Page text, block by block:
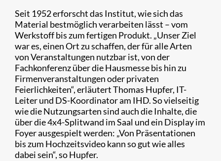
Seit 1952 erforscht das Institut, wie sich das
Material bestmöglich verarbeiten lässt – vom
Werkstoff bis zum fertigen Produkt. „Unser Ziel
war es, einen Ort zu schaffen, der für alle Arten
von Veranstaltungen nutzbar ist, von der
Fachkonferenz über die Hausmesse bis hin zu
Firmenveranstaltungen oder privaten
Feierlichkeiten“, erläutert Thomas Hupfer, IT-
Leiter und DS-Koordinator am IHD. So vielseitig
wie die Nutzungsarten sind auch die Inhalte, die
über die 4x4-Splitwand im Saal und ein Display im
Foyer ausgespielt werden: „Von Präsentationen
bis zum Hochzeitsvideo kann so gut wie alles
dabei sein“, so Hupfer.